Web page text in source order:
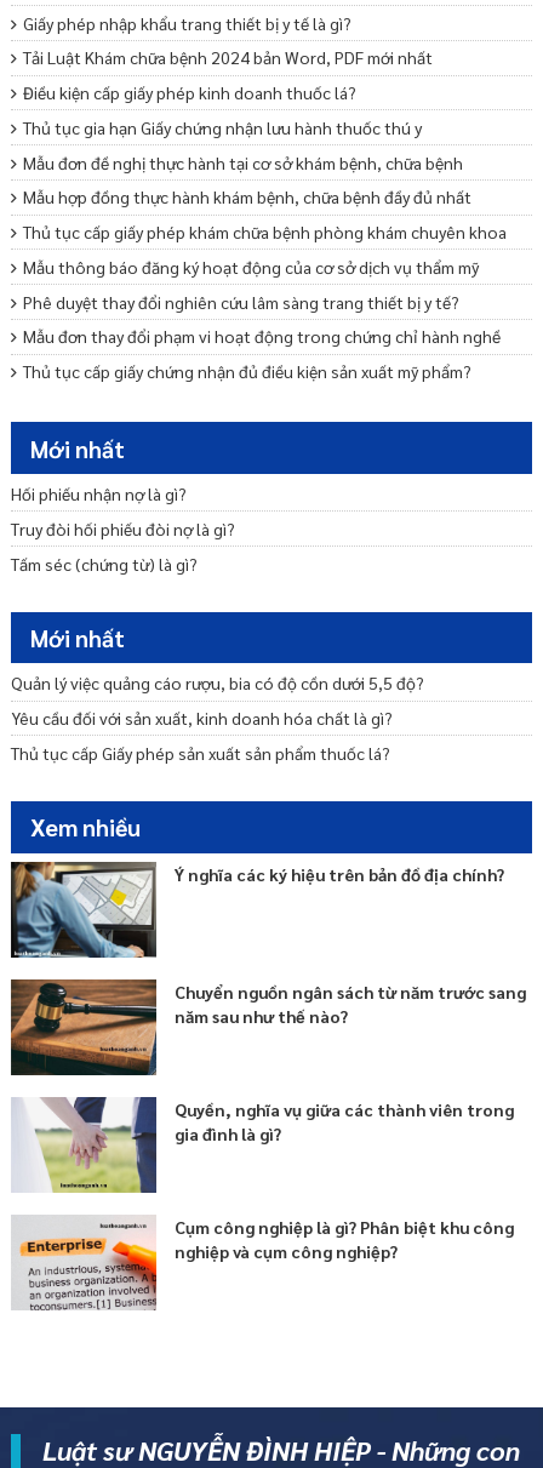
Giấy phép nhập khẩu trang thiết bị y tế là gì?
Tải Luật Khám chữa bệnh 2024 bản Word, PDF mới nhất
Điều kiện cấp giấy phép kinh doanh thuốc lá?
Thủ tục gia hạn Giấy chứng nhận lưu hành thuốc thú y
Mẫu đơn đề nghị thực hành tại cơ sở khám bệnh, chữa bệnh
Mẫu hợp đồng thực hành khám bệnh, chữa bệnh đầy đủ nhất
Thủ tục cấp giấy phép khám chữa bệnh phòng khám chuyên khoa
Mẫu thông báo đăng ký hoạt động của cơ sở dịch vụ thẩm mỹ
Phê duyệt thay đổi nghiên cứu lâm sàng trang thiết bị y tế?
Mẫu đơn thay đổi phạm vi hoạt động trong chứng chỉ hành nghề
Thủ tục cấp giấy chứng nhận đủ điều kiện sản xuất mỹ phẩm?
Điều kiện sản xuất thuốc thú y được quy định như thế nào?
Mẫu đơn đề nghị cấp lại chứng chỉ hành nghề khi bị thu hồi?
Mới nhất
Hối phiếu nhận nợ là gì?
Truy đòi hối phiếu đòi nợ là gì?
Tấm séc (chứng từ) là gì?
Mới nhất
Quản lý việc quảng cáo rượu, bia có độ cồn dưới 5,5 độ?
Yêu cầu đối với sản xuất, kinh doanh hóa chất là gì?
Thủ tục cấp Giấy phép sản xuất sản phẩm thuốc lá?
Xem nhiều
Ý nghĩa các ký hiệu trên bản đồ địa chính?
Chuyển nguồn ngân sách từ năm trước sang
năm sau như thế nào?
Quyền, nghĩa vụ giữa các thành viên trong
gia đình là gì?
Cụm công nghiệp là gì? Phân biệt khu công
nghiệp và cụm công nghiệp?
Luật sư NGUYỄN ĐÌNH HIỆP - Những con